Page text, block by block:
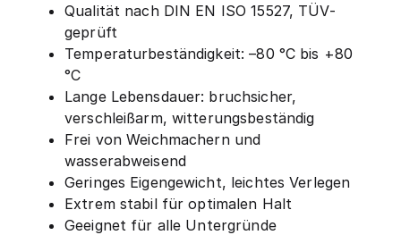
Qualität nach DIN EN ISO 15527, TÜV-
geprüft
Temperaturbeständigkeit: –80 °C bis +80
°C
Lange Lebensdauer: bruchsicher,
verschleißarm, witterungsbeständig
Frei von Weichmachern und
wasserabweisend
Geringes Eigengewicht, leichtes Verlegen
Extrem stabil für optimalen Halt
Geeignet für alle Untergründe